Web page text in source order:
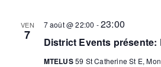
VEN
7 District Events présente:
7 août @ 22:00 -23:00
MTELUS59 St Catherine St E,